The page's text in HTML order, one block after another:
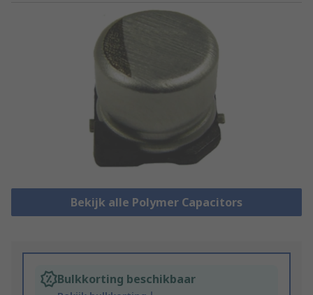
Bekijk alle Polymer Capacitors
Bulkkorting beschikbaar